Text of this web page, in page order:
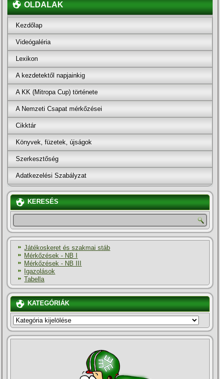
OLDALAK
Kezdőlap
Videógaléria
Lexikon
A kezdetektől napjainkig
A KK (Mitropa Cup) története
A Nemzeti Csapat mérkőzései
Cikktár
Könyvek, füzetek, újságok
Szerkesztőség
Adatkezelési Szabályzat
KERESÉS
Játékoskeret és szakmai stáb
Mérkőzések - NB I
Mérkőzések - NB III
Igazolások
Tabella
KATEGÓRIÁK
KATEGÓRIÁK